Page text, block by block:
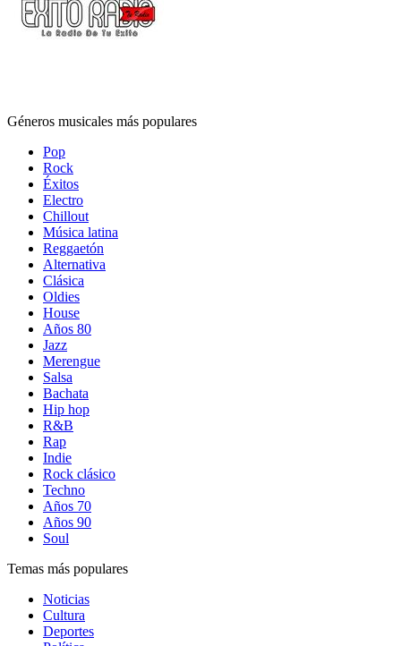
Géneros musicales más populares
Pop
Rock
Éxitos
Electro
Chillout
Música latina
Reggaetón
Alternativa
Clásica
Oldies
House
Años 80
Jazz
Merengue
Salsa
Bachata
Hip hop
R&B
Rap
Indie
Rock clásico
Techno
Años 70
Años 90
Soul
Temas más populares
Noticias
Cultura
Deportes